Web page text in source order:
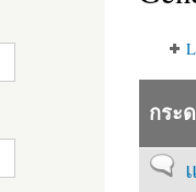
กระ
ยังไม่มี